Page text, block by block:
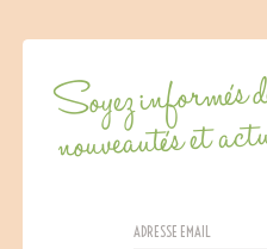
Soyez informés
nouveautés et